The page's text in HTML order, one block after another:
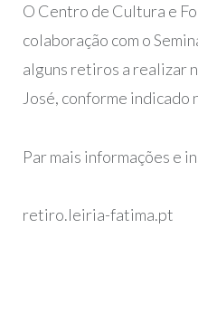
O Centro de Cultura e
colaboração com o
alguns retiros a realizar
José, conforme indicado
Par mais informações e
retiro.leiria-fatima.pt